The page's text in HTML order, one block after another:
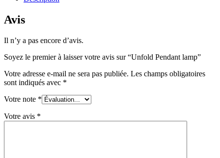
Avis
Il n’y a pas encore d’avis.
Soyez le premier à laisser votre avis sur “Unfold Pendant lamp”
Votre adresse e-mail ne sera pas publiée. Les champs obligatoires
sont indiqués avec *
Votre note *
Votre avis *